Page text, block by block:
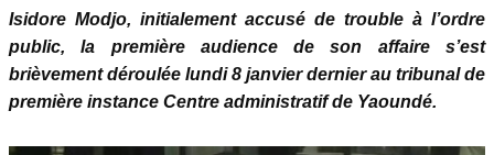
Isidore Modjo, initialement accusé de trouble à l’ordre
public, la première audience de son affaire s’est
brièvement déroulée lundi 8 janvier dernier au tribunal de
première instance Centre administratif de Yaoundé.